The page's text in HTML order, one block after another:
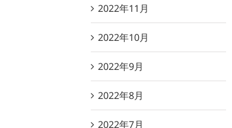
2022年11月
2022年10月
2022年9月
2022年8月
2022年7月